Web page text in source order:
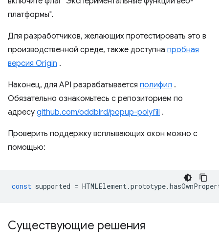
платформы".
Для разработчиков, желающих протестировать это в
производственной среде, также доступна пробная
версия Origin .
Наконец, для API разрабатывается полифил .
Обязательно ознакомьтесь с репозиторием по
адресу github.com/oddbird/popup-polyfill .
Проверить поддержку всплывающих окон можно с
помощью:
const supported = HTMLElement.prototype.
Существующие решения